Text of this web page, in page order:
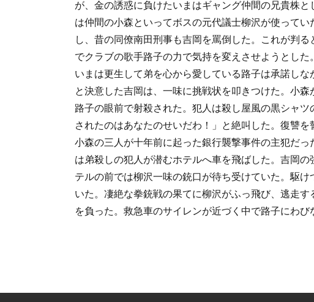
が、金の誘惑に負けたいまはギャング仲間の兄貴株
は仲間の小森といってボスの元代議士柳沢が使って
し、昔の同僚南田刑事も吉岡を罵倒した。これが判
でクラブの歌手路子の力で気持を変えさせようとした
いまは更生して弟を心から愛している路子は承諾し
と決意した吉岡は、一味に挑戦状を叩きつけた。小
路子の眼前で射殺された。犯人は殺し屋風の黒シャ
されたのはあなたのせいだわ！」と絶叫した。復讐
小森の三人が十年前に起った銀行襲撃事件の主犯だ
は弟殺しの犯人が潜むホテルへ車を飛ばした。吉岡
テルの前では柳沢一味の銃口が待ち受けていた。駆
いた。凄絶な拳銃戦の果てに柳沢がふっ飛び、逃走
を負った。救急車のサイレンが近づく中で路子にわび